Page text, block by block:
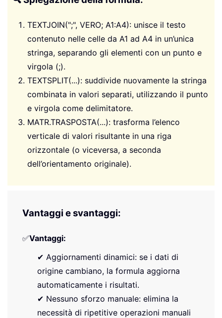
TEXTJOIN(";", VERO; A1:A4): unisce il testo
contenuto nelle celle da A1 ad A4 in un’unica
stringa, separando gli elementi con un punto e
virgola (;).
TEXTSPLIT(...): suddivide nuovamente la stringa
combinata in valori separati, utilizzando il punto
e virgola come delimitatore.
MATR.TRASPOSTA(...): trasforma l’elenco
verticale di valori risultante in una riga
orizzontale (o viceversa, a seconda
dell’orientamento originale).
Vantaggi e svantaggi:
✅Vantaggi:
✔ Aggiornamenti dinamici: se i dati di
origine cambiano, la formula aggiorna
automaticamente i risultati.
✔ Nessuno sforzo manuale: elimina la
necessità di ripetitive operazioni manuali